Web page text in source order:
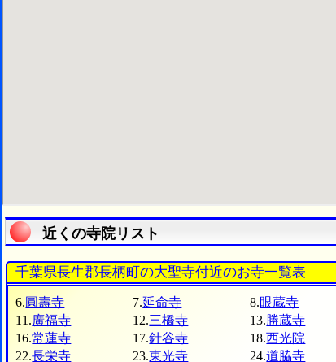
近くの寺院リスト
千葉県長生郡長柄町の大聖寺付近のお寺一覧表
6.圓壽寺 7.延命寺 8.眼蔵寺
11.廣福寺 12.三橋寺 13.勝蔵寺
16.常蓮寺 17.針谷寺 18.西光院
22.長栄寺 23.東光寺 24.道脇寺